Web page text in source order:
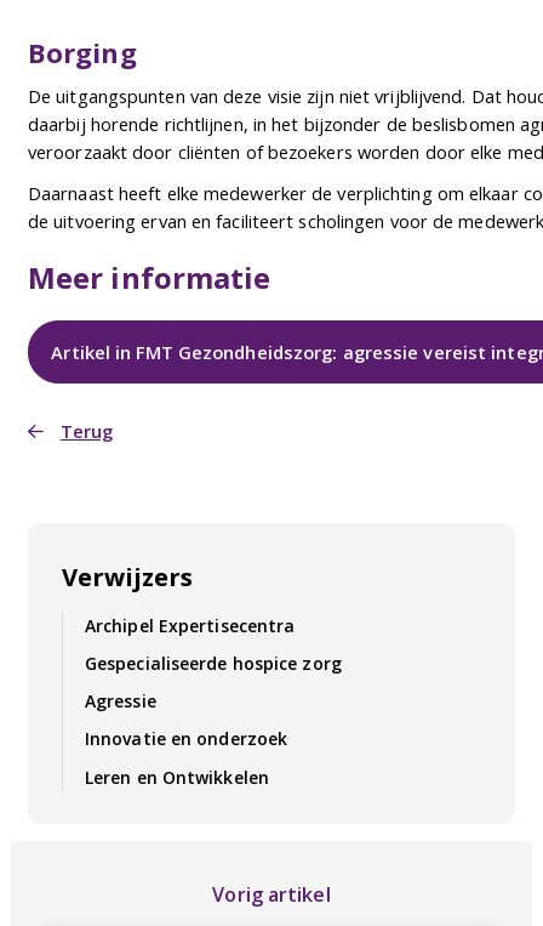
Verwijzers
Archipel Expertisecentra
Gespecialiseerde hospice zorg
Agressie
Innovatie en onderzoek
Leren en Ontwikkelen
Borging
De uitgangspunten van deze visie zijn niet vrijblijvend. Dat
daarbij horende richtlijnen, in het bijzonder de beslisbomen
veroorzaakt door cliënten of bezoekers worden door elke
Daarnaast heeft elke medewerker de verplichting om elkaar
de uitvoering ervan en faciliteert scholingen voor de
Meer informatie
Artikel in FMT Gezondheidszorg: agressie vereist
Terug
Vorig artikel